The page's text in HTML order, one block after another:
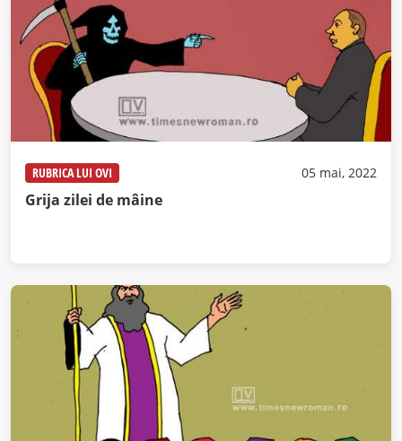
RUBRICA LUI OVI 05 mai, 2022
Grija zilei de mâine